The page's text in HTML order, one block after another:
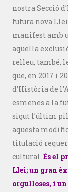
nostra Secció
futura nova
manifest amb
aquella
relleu, també,
que, en 2017 i
d’Història de
esmenes a la
sigut l’últim
aquesta
titulació
cultural. És el
Llei; un gran
orgulloses, i